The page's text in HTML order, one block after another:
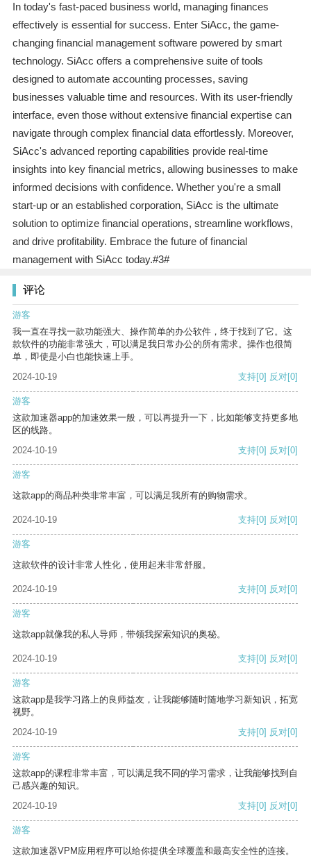
In today's fast-paced business world, managing finances
effectively is essential for success. Enter SiAcc, the game-
changing financial management software powered by smart
technology. SiAcc offers a comprehensive suite of tools
designed to automate accounting processes, saving
businesses valuable time and resources. With its user-friendly
interface, even those without extensive financial expertise can
navigate through complex financial data effortlessly. Moreover,
SiAcc's advanced reporting capabilities provide real-time
insights into key financial metrics, allowing businesses to make
informed decisions with confidence. Whether you're a small
start-up or an established corporation, SiAcc is the ultimate
solution to optimize financial operations, streamline workflows,
and drive profitability. Embrace the future of financial
management with SiAcc today.#3#
评论
游客
我一直在寻找一款功能强大、操作简单的办公软件，终于找到了它。这
款软件的功能非常强大，可以满足我日常办公的所有需求。操作也很简
单，即使是小白也能快速上手。
2024-10-19
支持[0] 反对[0]
游客
这款加速器app的加速效果一般，可以再提升一下，比如能够支持更多地
区的线路。
2024-10-19
支持[0] 反对[0]
游客
这款app的商品种类非常丰富，可以满足我所有的购物需求。
2024-10-19 支持[0] 反对[0]
游客
这款软件的设计非常人性化，使用起来非常舒服。
2024-10-19 支持[0] 反对[0]
游客
这款app就像我的私人导师，带领我探索知识的奥秘。
2024-10-19 支持[0] 反对[0]
游客
这款app是我学习路上的良师益友，让我能够随时随地学习新知识，拓宽
视野。
2024-10-19
支持[0] 反对[0]
游客
这款app的课程非常丰富，可以满足我不同的学习需求，让我能够找到自
己感兴趣的知识。
2024-10-19
支持[0] 反对[0]
游客
这款加速器VPM应用程序可以给你提供全球覆盖和最高安全性的连接。